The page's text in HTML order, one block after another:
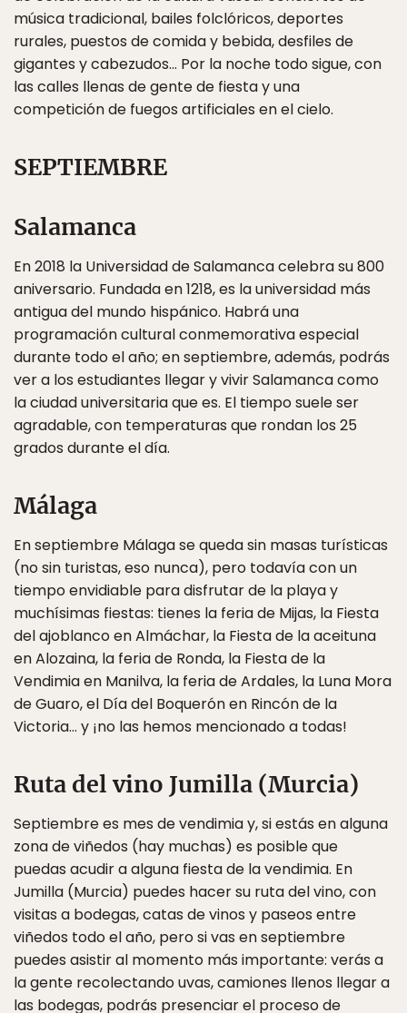
música tradicional, bailes folclóricos, deportes
rurales, puestos de comida y bebida, desfiles de
gigantes y cabezudos… Por la noche todo sigue, con
las calles llenas de gente de fiesta y una
competición de fuegos artificiales en el cielo.
SEPTIEMBRE
Salamanca
En 2018 la Universidad de Salamanca celebra su 800
aniversario. Fundada en 1218, es la universidad más
antigua del mundo hispánico. Habrá una
programación cultural conmemorativa especial
durante todo el año; en septiembre, además, podrás
ver a los estudiantes llegar y vivir Salamanca como
la ciudad universitaria que es. El tiempo suele ser
agradable, con temperaturas que rondan los 25
grados durante el día.
Málaga
En septiembre Málaga se queda sin masas turísticas
(no sin turistas, eso nunca), pero todavía con un
tiempo envidiable para disfrutar de la playa y
muchísimas fiestas: tienes la feria de Mijas, la Fiesta
del ajoblanco en Almáchar, la Fiesta de la aceituna
en Alozaina, la feria de Ronda, la Fiesta de la
Vendimia en Manilva, la feria de Ardales, la Luna Mora
de Guaro, el Día del Boquerón en Rincón de la
Victoria… y ¡no las hemos mencionado a todas!
Ruta del vino Jumilla (Murcia)
Septiembre es mes de vendimia y, si estás en alguna
zona de viñedos (hay muchas) es posible que
puedas acudir a alguna fiesta de la vendimia. En
Jumilla (Murcia) puedes hacer su ruta del vino, con
visitas a bodegas, catas de vinos y paseos entre
viñedos todo el año, pero si vas en septiembre
puedes asistir al momento más importante: verás a
la gente recolectando uvas, camiones llenos llegar a
las bodegas, podrás presenciar el proceso de